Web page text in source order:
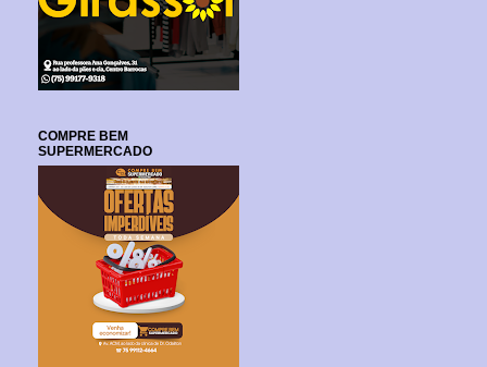
COMPRE BEM
SUPERMERCADO